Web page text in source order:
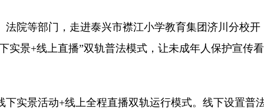
院等部门，走进泰兴市襟江小学教育集团济川分校开
实景+线上直播”双轨普法模式，让未成年人保护宣传
下实景活动+线上全程直播双轨运行模式。线下设置普